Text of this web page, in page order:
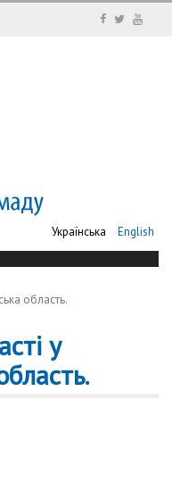
Українська English
область.
у